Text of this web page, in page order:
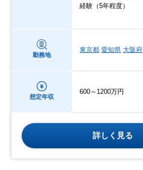
経験（5年程度）
勤務地
東京都 愛知県 大阪府
想定年収
600～1200万円
詳しく見る